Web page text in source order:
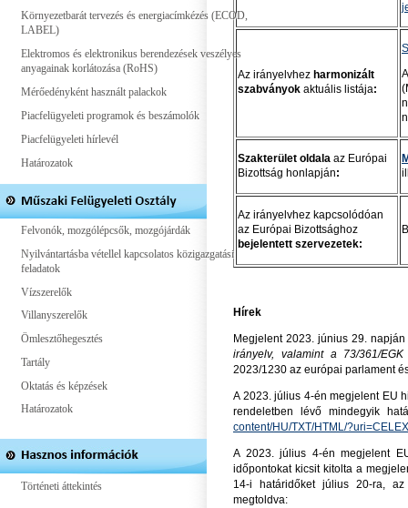
Környezetbarát tervezés és energiacímkézés (ECOD,
LABEL)
Elektromos és elektronikus berendezések veszélyes
anyagainak korlátozása (RoHS)
Mérőedényként használt palackok
Piacfelügyeleti programok és beszámolók
Piacfelügyeleti hírlevél
Határozatok
Felvonók, mozgólépcsők, mozgójárdák
Nyilvántartásba vétellel kapcsolatos közigazgatási
feladatok
Vízszerelők
Villanyszerelők
Ömlesztőhegesztés
Tartály
Oktatás és képzések
Határozatok
Történeti áttekintés
Az irányelvhez harmonizált
szabványok aktuális listája:
Szakterület oldala az Európai
Bizottság honlapján:
Az irányelvhez kapcsolódóan
az Európai Bizottsághoz
bejelentett szervezetek:
Hírek
Megjelent 2023. június 29.
irányelv, valamint a 73/361/
2023/1230 az európai parlament
A 2023. július 4-én megjelent EU
rendeletben lévő mindegyik
content/HU/TXT/HTML/
A 2023. július 4-én megjelent
időpontokat kicsit kitolta a
14-i határidőket július 20-ra,